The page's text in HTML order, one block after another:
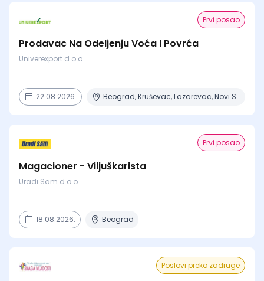
Prvi posao
Prodavac Na Odeljenju Voća I Povrća
Univerexport d.o.o.
22.08.2026. Beograd, Kruševac, Lazarevac, Novi Sad, Obrenovac
Prvi posao
Magacioner - Viljuškarista
Uradi Sam d.o.o.
18.08.2026. Beograd
Poslovi preko zadruge